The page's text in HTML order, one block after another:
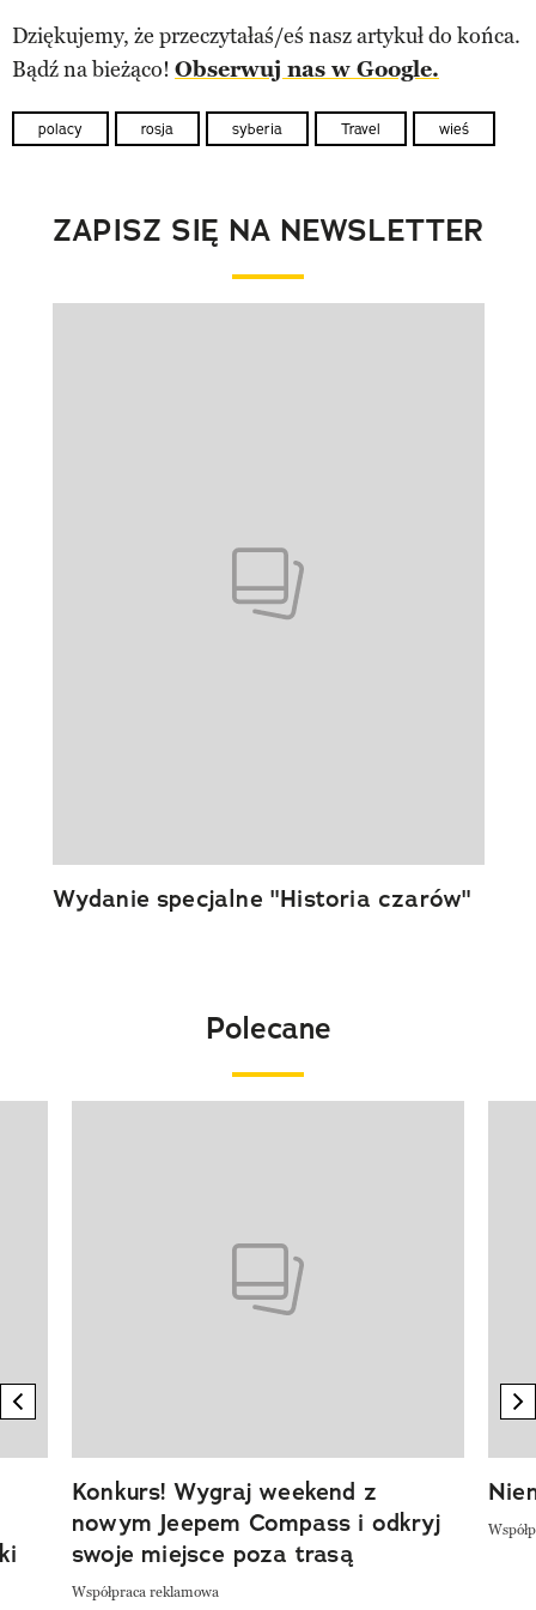
Dziękujemy, że przeczytałaś/eś nasz artykuł do końca.
Bądź na bieżąco! Obserwuj nas w Google.
polacy rosja syberia Travel wieś
ZAPISZ SIĘ NA NEWSLETTER
Wydanie specjalne "Historia czarów"
Polecane
previous element
Konkurs! Wygraj weekend z
nowym Jeepem Compass i odkryj
swoje miejsce poza trasą
Współpraca reklamowa